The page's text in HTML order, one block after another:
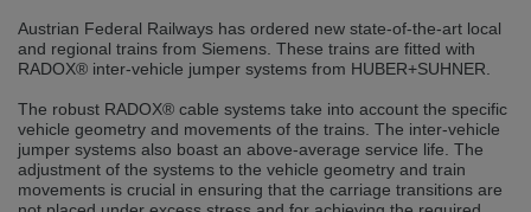
Zdá se, že Váš prohlížeč je v jiném jazyce, než jaký je momentálně používán.
Tato stránka je k dispozici i v češtině. Chcete přepnout na českou verzi?
Přepnout na českou verzi Zůstaňte v této verzi
Váš prohlížeč se zdá být v jiném jazyce, než je právě používaný jazyk. Tato
stránka je také k dispozici v němčině. Přejete si přejít na německou verzi?
Austrian Federal Railways has ordered new state-of-the-art local
and regional trains from Siemens. These trains are fitted with
RADOX® inter-vehicle jumper systems from HUBER+SUHNER.
The robust RADOX® cable systems take into account the specific
vehicle geometry and movements of the trains. The inter-vehicle
jumper systems also boast an above-average service life. The
adjustment of the systems to the vehicle geometry and train
movements is crucial in ensuring that the carriage transitions are